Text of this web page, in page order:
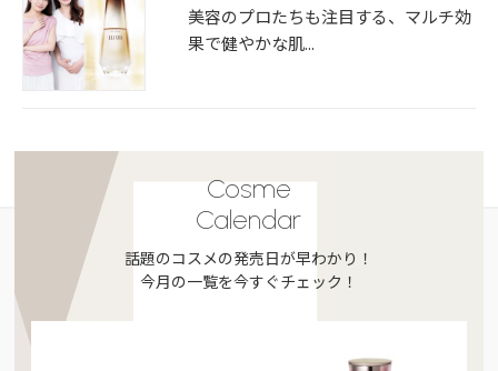
美容のプロたちも注目する、マルチ効
果で健やかな肌...
Cosme
Calendar
話題のコスメの発売日が早わかり！
今月の一覧を今すぐチェック！